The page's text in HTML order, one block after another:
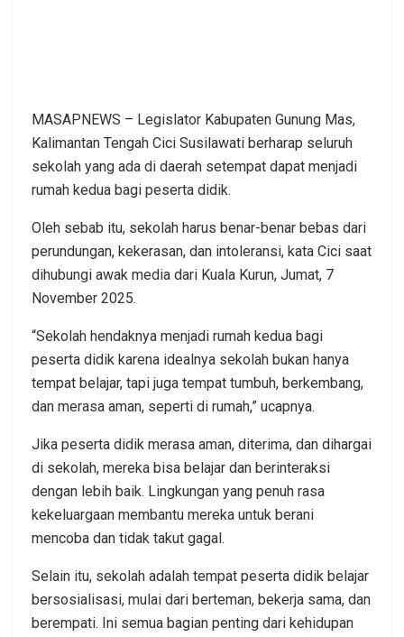
MASAPNEWS – Legislator Kabupaten Gunung Mas,
Kalimantan Tengah Cici Susilawati berharap seluruh
sekolah yang ada di daerah setempat dapat menjadi
rumah kedua bagi peserta didik.
Oleh sebab itu, sekolah harus benar-benar bebas dari
perundungan, kekerasan, dan intoleransi, kata Cici saat
dihubungi awak media dari Kuala Kurun, Jumat, 7
November 2025.
“Sekolah hendaknya menjadi rumah kedua bagi
peserta didik karena idealnya sekolah bukan hanya
tempat belajar, tapi juga tempat tumbuh, berkembang,
dan merasa aman, seperti di rumah,” ucapnya.
Jika peserta didik merasa aman, diterima, dan dihargai
di sekolah, mereka bisa belajar dan berinteraksi
dengan lebih baik. Lingkungan yang penuh rasa
kekeluargaan membantu mereka untuk berani
mencoba dan tidak takut gagal.
Selain itu, sekolah adalah tempat peserta didik belajar
bersosialisasi, mulai dari berteman, bekerja sama, dan
berempati. Ini semua bagian penting dari kehidupan